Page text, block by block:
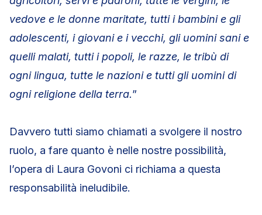
vedove e le donne maritate, tutti i bambini e gli
adolescenti, i giovani e i vecchi, gli uomini sani e
quelli malati, tutti i popoli, le razze, le tribù di
ogni lingua, tutte le nazioni e tutti gli uomini di
ogni religione della terra.”
Davvero tutti siamo chiamati a svolgere il nostro
ruolo, a fare quanto è nelle nostre possibilità,
l’opera di Laura Govoni ci richiama a questa
responsabilità ineludibile.